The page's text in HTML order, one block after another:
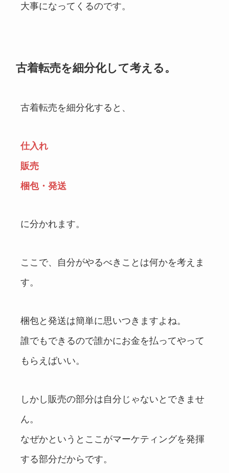
大事になってくるのです。
古着転売を細分化して考える。
古着転売を細分化すると、
仕入れ
販売
梱包・発送
に分かれます。
ここで、自分がやるべきことは何かを考えま
す。
梱包と発送は簡単に思いつきますよね。
誰でもできるので誰かにお金を払ってやって
もらえばいい。
しかし販売の部分は自分じゃないとできませ
ん。
なぜかというとここがマーケティングを発揮
する部分だからです。